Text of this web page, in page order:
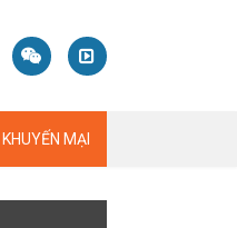
KHUYẾN MẠI